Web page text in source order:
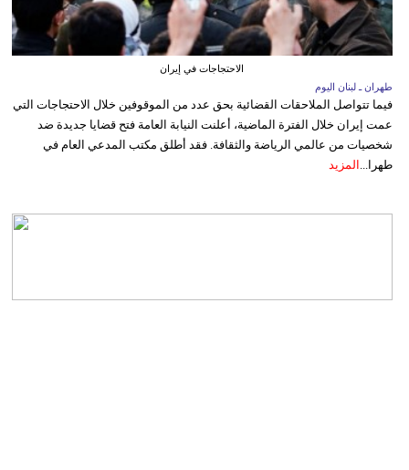
الاحتجاجات في إيران
طهران ـ لبنان اليوم
فيما تتواصل الملاحقات القضائية بحق عدد من الموقوفين خلال الاحتجاجات التي
عمت إيران خلال الفترة الماضية، أعلنت النيابة العامة فتح قضايا جديدة ضد
شخصيات من عالمي الرياضة والثقافة. فقد أطلق مكتب المدعي العام في
طهرا... المزيد